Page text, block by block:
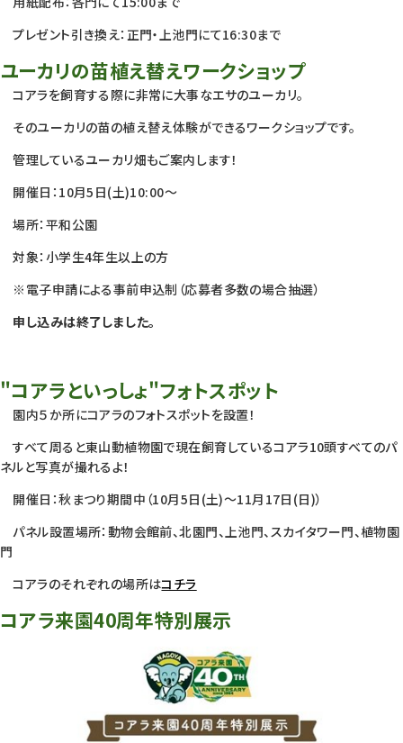
プレゼント引き換え：正門・上池門にて16:30まで
ユーカリの苗植え替えワークショップ
コアラを飼育する際に非常に大事なエサのユーカリ。
そのユーカリの苗の植え替え体験ができるワークショップです。
管理しているユーカリ畑もご案内します！
開催日：10月5日(土)10:00～
場所：平和公園
対象：小学生4年生以上の方
※電子申請による事前申込制（応募者多数の場合抽選）
申し込みは終了しました。
"コアラといっしょ"フォトスポット
園内５か所にコアラのフォトスポットを設置！
すべて周ると東山動植物園で現在飼育しているコアラ10頭すべてのパ
ネルと写真が撮れるよ！
開催日：秋まつり期間中（10月5日(土)～11月17日(日)）
パネル設置場所：動物会館前、北園門、上池門、スカイタワー門、植物園
門
コアラのそれぞれの場所はコチラ
コアラ来園40周年特別展示